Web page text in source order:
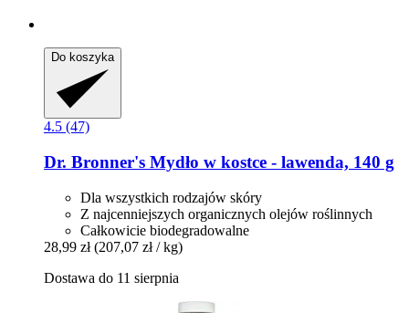
Do koszyka
4.5 (47)
Dr. Bronner's Mydło w kostce -​ lawenda, 140 g
Dla wszystkich rodzajów skóry
Z najcenniejszych organicznych olejów roślinnych
Całkowicie biodegradowalne
28,99 zł (207,07 zł / kg)
Dostawa do 11 sierpnia